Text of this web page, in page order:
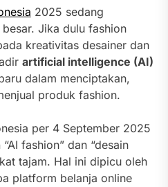
2025 sedang
Jika dulu fashion
kreativitas desainer dan
artificial intelligence (AI)
dalam menciptakan,
produk fashion.
per 4 September 2025
fashion” dan “desain
tajam. Hal ini dipicu oleh
platform belanja online